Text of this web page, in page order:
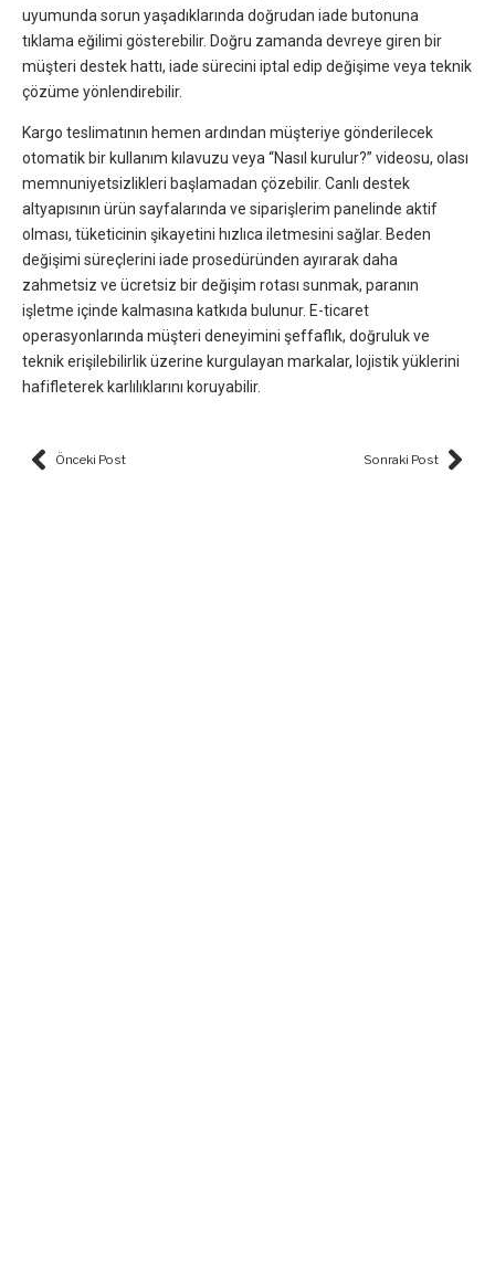
uyumunda sorun yaşadıklarında doğrudan iade butonuna
tıklama eğilimi gösterebilir. Doğru zamanda devreye giren bir
müşteri destek hattı, iade sürecini iptal edip değişime veya teknik
çözüme yönlendirebilir.
Kargo teslimatının hemen ardından müşteriye gönderilecek
otomatik bir kullanım kılavuzu veya “Nasıl kurulur?” videosu, olası
memnuniyetsizlikleri başlamadan çözebilir. Canlı destek
altyapısının ürün sayfalarında ve siparişlerim panelinde aktif
olması, tüketicinin şikayetini hızlıca iletmesini sağlar. Beden
değişimi süreçlerini iade prosedüründen ayırarak daha
zahmetsiz ve ücretsiz bir değişim rotası sunmak, paranın
işletme içinde kalmasına katkıda bulunur. E-ticaret
operasyonlarında müşteri deneyimini şeffaflık, doğruluk ve
teknik erişilebilirlik üzerine kurgulayan markalar, lojistik yüklerini
hafifleterek karlılıklarını koruyabilir.
Prev
Önceki Post Sonraki Post